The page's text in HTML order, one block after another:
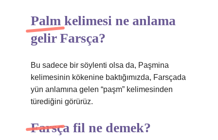
Palm kelimesi ne anlama
gelir Farsça?
Bu sadece bir söylenti olsa da, Paşmina
kelimesinin kökenine baktığımızda, Farsçada
yün anlamına gelen “paşm” kelimesinden
türediğini görürüz.
Farsça fil ne demek?